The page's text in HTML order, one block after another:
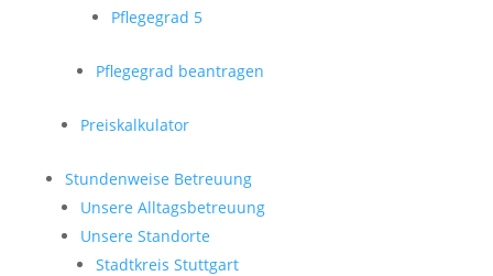
Pflegegrad 5
Pflegegrad beantragen
Preiskalkulator
Stundenweise Betreuung
Unsere Alltagsbetreuung
Unsere Standorte
Stadtkreis Stuttgart